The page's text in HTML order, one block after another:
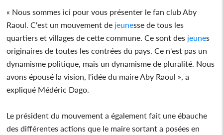
« Nous sommes ici pour vous présenter le fan club Aby
Raoul. C'est un mouvement de jeunesse de tous les
quartiers et villages de cette commune. Ce sont des jeunes
originaires de toutes les contrées du pays. Ce n'est pas un
dynamisme politique, mais un dynamisme de pluralité. Nous
avons épousé la vision, l'idée du maire Aby Raoul », a
expliqué Médéric Dago.
Le président du mouvement a également fait une ébauche
des différentes actions que le maire sortant a posées en